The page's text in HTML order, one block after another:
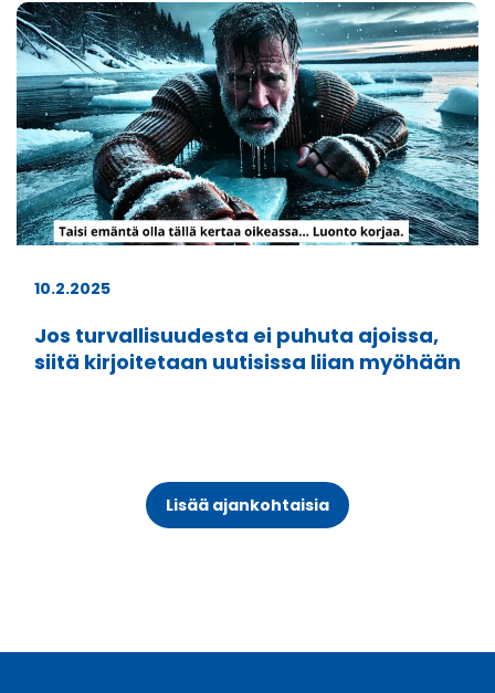
10.2.2025
Jos turvallisuudesta ei puhuta ajoissa,
siitä kirjoitetaan uutisissa liian myöhään
Lisää ajankohtaisia